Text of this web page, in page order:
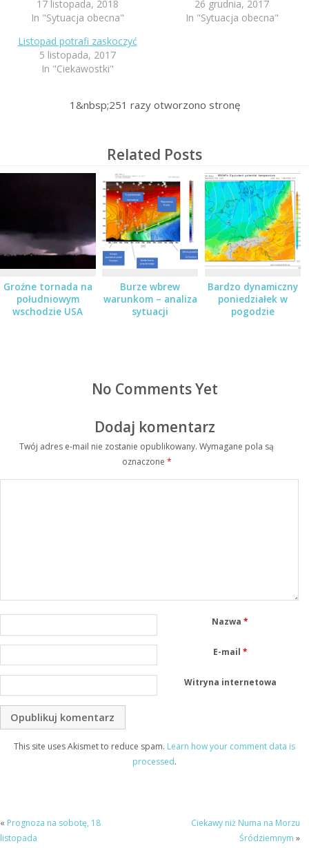
17 listopada, 2018
In "Sytuacja obecna"
26 grudnia, 2017
In "Sytuacja obecna"
Listopad potrafi zaskoczyć
5 listopada, 2017
In "Ciekawostki"
1&nbsp;251 razy otworzono stronę
Related Posts
Groźne tornada na
południowym
wschodzie USA
Burze wbrew
warunkom – analiza
sytuacji
Bardzo dynamiczny
poniedziałek w
pogodzie
No Comments Yet
Dodaj komentarz
Twój adres e-mail nie zostanie opublikowany. Wymagane pola są
oznaczone *
Nazwa*
E-mail *
Witryna internetowa
This site uses Akismet to reduce spam. Learn how your comment data is
processed.
« Prognoza na sobotę, 18
listopada
Ciekawy niż Numa na Morzu
Śródziemnym »